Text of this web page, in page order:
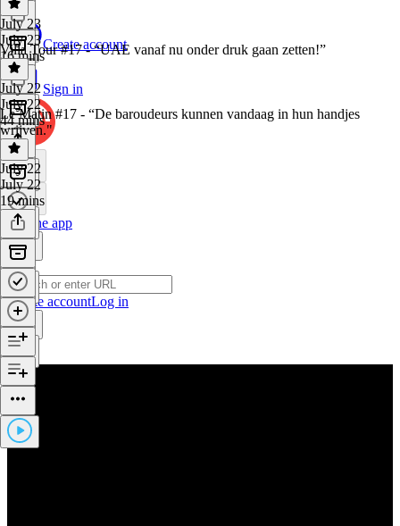
Create account
Sign in
Get the app
Create accountLog in
July 23
July 23
16 mins
Villa Tour #17 - “UAE vanaf nu onder druk gaan zetten!”
July 22
July 22
44 mins
Le Matin #17 - “De baroudeurs kunnen vandaag in hun handjes
wrijven."
July 22
July 22
19 mins